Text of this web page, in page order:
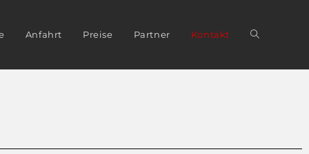
Anfahrt Preise Partner Kontakt